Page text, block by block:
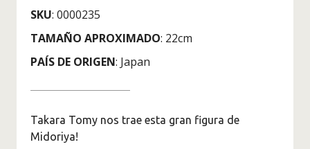
Figuras Dragon Ball
Figuras Full Metal Alchemist
Figuras Inuyasha
Figuras Marvel
Figuras Jujutsu Kaisen
SKU: 0000235
TAMAÑO APROXIMADO: 22cm
PAÍS DE ORIGEN: Japan
Takara Tomy nos trae esta gran figura de
Midoriya!